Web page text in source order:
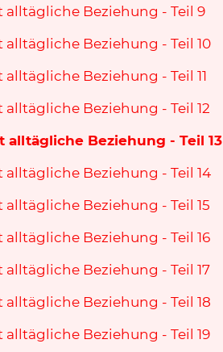
alltägliche Beziehung - Teil 9
alltägliche Beziehung - Teil 10
alltägliche Beziehung - Teil 11
alltägliche Beziehung - Teil 12
alltägliche Beziehung - Teil 13
alltägliche Beziehung - Teil 14
alltägliche Beziehung - Teil 15
alltägliche Beziehung - Teil 16
alltägliche Beziehung - Teil 17
alltägliche Beziehung - Teil 18
alltägliche Beziehung - Teil 19